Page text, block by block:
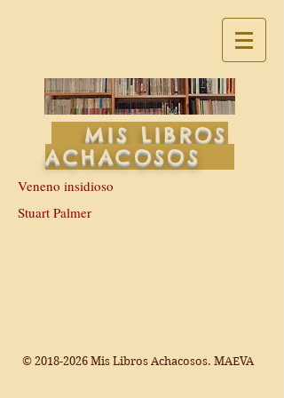
MIS LIBROS
ACHACOSOS
Veneno insidioso
Stuart Palmer
© 2018-2026 Mis Libros Achacosos. MAEVA